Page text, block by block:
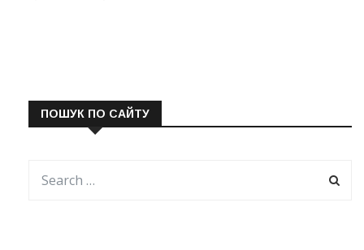
ПОШУК ПО САЙТУ